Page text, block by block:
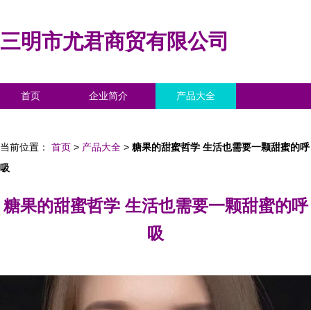
三明市尤君商贸有限公司
首页 企业简介 产品大全
当前位置： 首页 > 产品大全 > 糖果的甜蜜哲学 生活也需要一颗甜蜜的呼
吸
糖果的甜蜜哲学 生活也需要一颗甜蜜的呼
吸